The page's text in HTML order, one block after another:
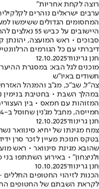
רוצה לקחת אחריות"
המחסומים הגדולים ששימשו
היישובים על
סבוכים • ראש המועצה, יהונתן
דיברתי עם כל הגורמים
חנן גרינווד12.10.2025
מוכנים לגל הבא: במסגרת
חשודים באיו"ש
צה"ל, שב"כ, מג"ב והמנהל
במהלך השבת • בחטיבת בנימין
המזוהות עם חמאס • בין
חמייסה, מחבל מג'נין שחוסל ב-2024
חנן גרינווד12.10.2025
צמח מגינתו של יחיא סינוואר
בטקס חנוכת מעיין לזכר סרן
שהובא מגינת סינוואר • ראש
ולניצחון״ • באירוע השתתפו
חנן גרינווד10.10.2025
הכנות לזיהוי החטופים
לקראת השבתם של החטופים